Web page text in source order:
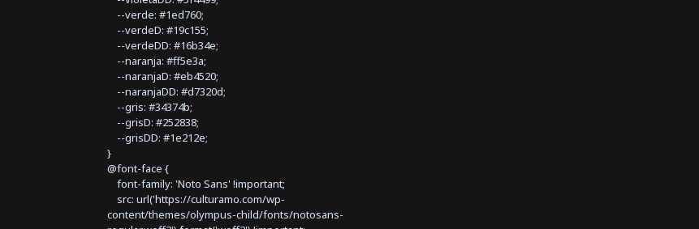
--verde: #1ed760;
--verdeD: #19c155;
--verdeDD: #16b34e;
--naranja: #ff5e3a;
--naranjaD: #eb4520;
--naranjaDD: #d7320d;
--gris: #34374b;
--grisD: #252838;
--grisDD: #1e212e;
}
@font-face {
font-family: 'Noto Sans' !important;
src: url('https://culturamo.com/wp-
content/themes/olympus-child/fonts/notosans-